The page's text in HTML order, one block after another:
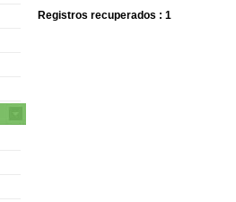
Registros recuperados : 1